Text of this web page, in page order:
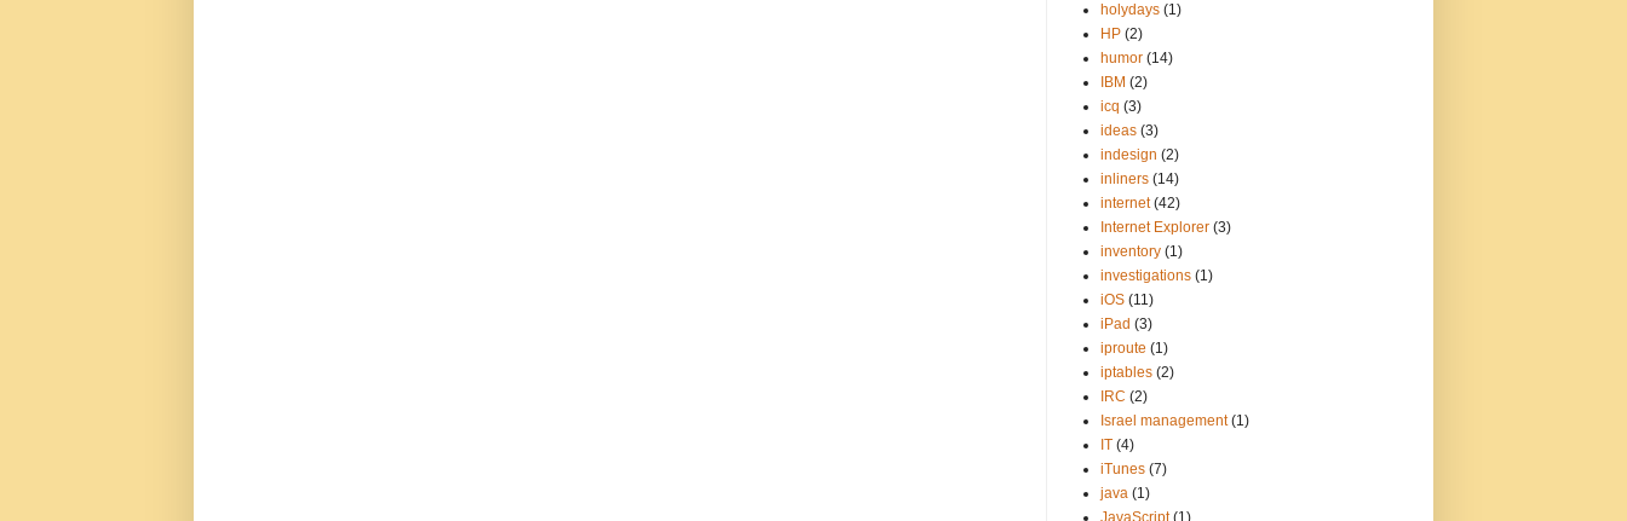
holydays (1)
HP (2)
humor (14)
IBM (2)
icq (3)
ideas (3)
indesign (2)
inliners (14)
internet (42)
Internet Explorer (3)
inventory (1)
investigations (1)
iOS (11)
iPad (3)
iproute (1)
iptables (2)
IRC (2)
Israel management (1)
IT (4)
iTunes (7)
java (1)
JavaScript (1)